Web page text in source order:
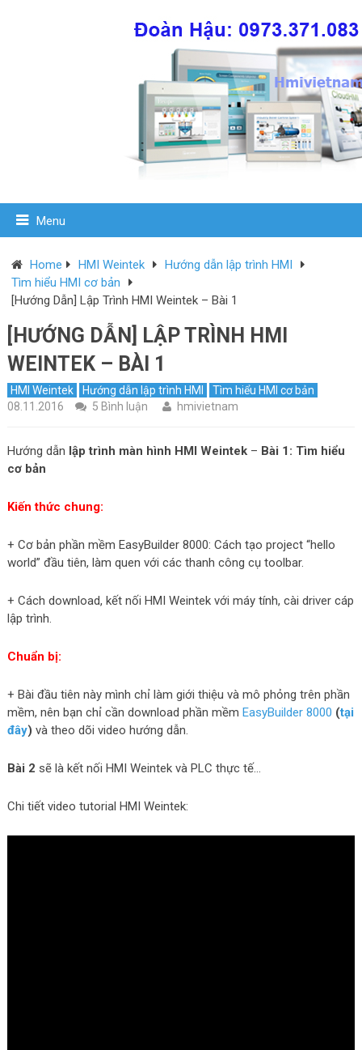
Menu
Home HMI Weintek
Hướng dẫn lập trình HMI
Tìm hiểu HMI cơ bản
[Hướng Dẫn] Lập Trình HMI Weintek – Bài 1
[HƯỚNG DẪN] LẬP TRÌNH HMI
WEINTEK – BÀI 1
HMI Weintek Hướng dẫn lập trình HMI
Tìm hiểu HMI cơ bản
08.11.2016
5 Bình luận hmivietnam
Hướng dẫn lập trình màn hình HMI Weintek– Bài 1: Tìm hiểu
cơ bản
Kiến thức chung:
+ Cơ bản phần mềm EasyBuilder 8000: Cách tạo project “hello
world” đầu tiên, làm quen với các thanh công cụ toolbar.
+ Cách download, kết nối HMI Weintek với máy tính, cài driver cáp
lập trình.
Chuẩn bị:
+ Bài đầu tiên này mình chỉ làm giới thiệu và mô phỏng trên phần
mềm, nên bạn chỉ cần download phần mềm EasyBuilder 8000 (tại
đây) và theo dõi video hướng dẫn.
Bài 2 sẽ là kết nối HMI Weintek và PLC thực tế…
Chi tiết video tutorial HMI Weintek: